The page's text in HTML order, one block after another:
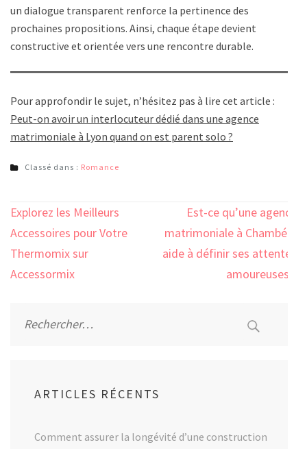
un dialogue transparent renforce la pertinence des
prochaines propositions. Ainsi, chaque étape devient
constructive et orientée vers une rencontre durable.
Pour approfondir le sujet, n’hésitez pas à lire cet article :
Peut-on avoir un interlocuteur dédié dans une agence
matrimoniale à Lyon quand on est parent solo ?
Classé dans : Romance
Navigation
de
l’article
Explorez les Meilleurs
Accessoires pour Votre
Thermomix sur
Accessormix
Est-ce qu’une agence
matrimoniale à Chambéry
aide à définir ses attentes
amoureuses ?
ARTICLES RÉCENTS
Comment assurer la longévité d’une construction